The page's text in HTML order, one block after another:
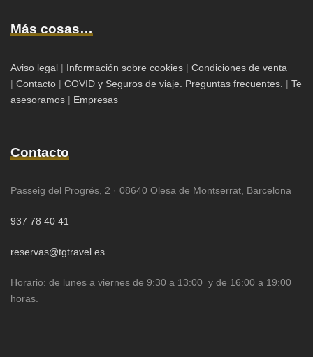
Más cosas…
Aviso legal | Información sobre cookies | Condiciones de venta
| Contacto | COVID y Seguros de viaje. Preguntas frecuentes. | Te
asesoramos | Empresas
Contacto
Passeig del Progrés, 2 · 08640 Olesa de Montserrat, Barcelona
937 78 40 41
reservas@tgtravel.es
Horario: de lunes a viernes de 9:30 a 13:00 y de 16:00 a 19:00
horas.